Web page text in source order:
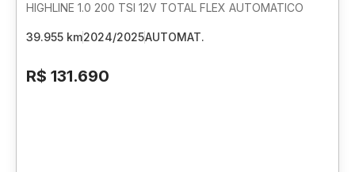
HIGHLINE 1.0 200 TSI 12V TOTAL FLEX AUTOMATICO
39.955 km2024/2025AUTOMAT.
R$ 131.690